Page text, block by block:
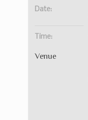
Date:
Time:
Venue